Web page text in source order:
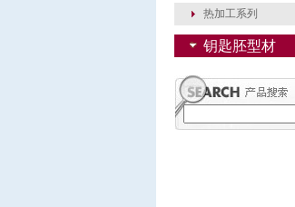
热加工系列
钥匙胚型材